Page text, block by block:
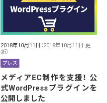
2018年10月11日 （2018年10月11日 更
新）
プレス
メディアEC制作を支援！ 公
式WordPressプラグインを
公開しました